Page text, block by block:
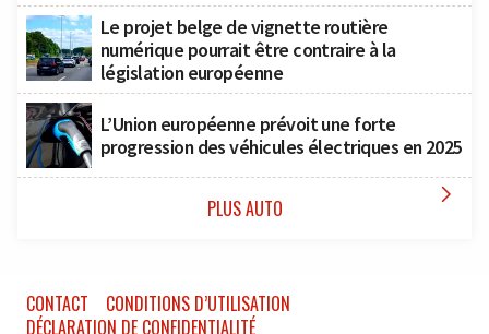
Le projet belge de vignette routière
numérique pourrait être contraire à la
législation européenne
L’Union européenne prévoit une forte
progression des véhicules électriques en 2025
PLUS AUTO 
CONTACT
CONDITIONS D’UTILISATION
DÉCLARATION DE CONFIDENTIALITÉ